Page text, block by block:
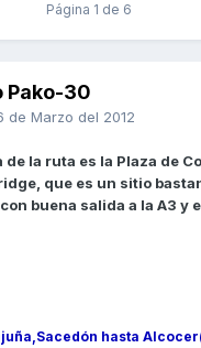
Página 1 de 6
Pako-30
de Marzo del 2012
la ruta es la Plaza de
que es un sitio
buena salida a la A3 y
hasta